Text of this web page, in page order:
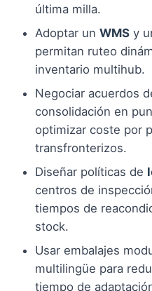
última milla.
Adoptar un WMS y
permitan ruteo
inventario multihub.
Negociar acuerdos
consolidación en
optimizar coste por
transfronterizos.
Diseñar políticas de
centros de
tiempos de
stock.
Usar embalajes
multilingüe para
tiempo de